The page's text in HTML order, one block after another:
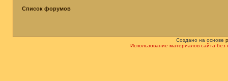
Список форумов
Создано на основе
Использование материалов сайта